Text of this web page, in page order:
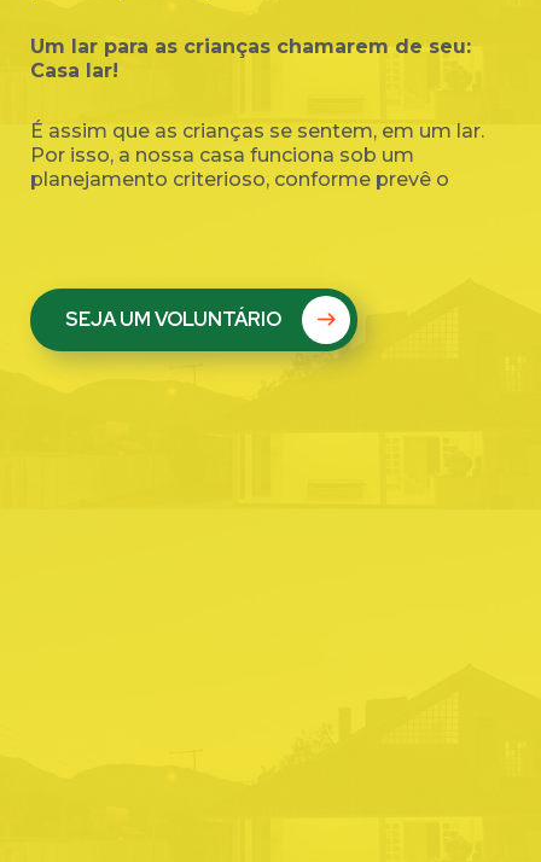
Um lar para as crianças chamarem de seu:
Casa lar!
É assim que as crianças se sentem, em um lar.
Por isso, a nossa casa funciona sob um
planejamento criterioso, conforme prevê o
SEJA UM VOLUNTÁRIO